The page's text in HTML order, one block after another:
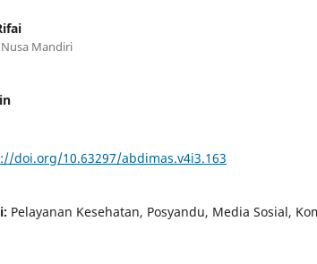
Mandiri
doi.org/10.63297/abdimas.v4i3.163
Pelayanan Kesehatan, Posyandu, Media Sosial,